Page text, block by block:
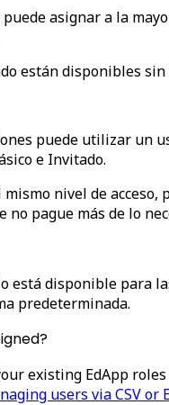
asignar a la
están disponibles
puede utilizar un
e Invitado.
nivel de
no pague más de lo
está disponible para
predeterminada.
existing EdApp
users via CSV or